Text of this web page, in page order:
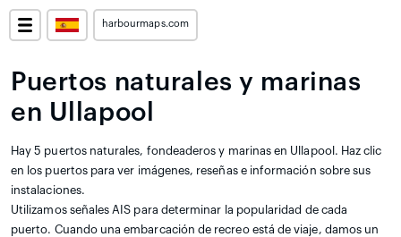
harbourmaps.com
Puertos naturales y marinas
en Ullapool
Hay 5 puertos naturales, fondeaderos y marinas en Ullapool. Haz clic
en los puertos para ver imágenes, reseñas e información sobre sus
instalaciones.
Utilizamos señales AIS para determinar la popularidad de cada
puerto. Cuando una embarcación de recreo está de viaje, damos un